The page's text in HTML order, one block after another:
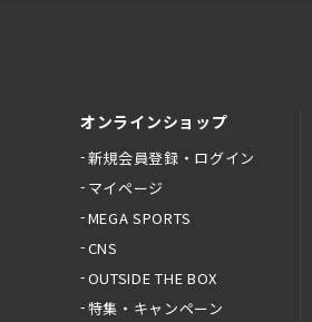
オンラインショップ
新規会員登録・ログイン
マイページ
MEGA SPORTS
CNS
OUTSIDE THE BOX
特集・キャンペーン